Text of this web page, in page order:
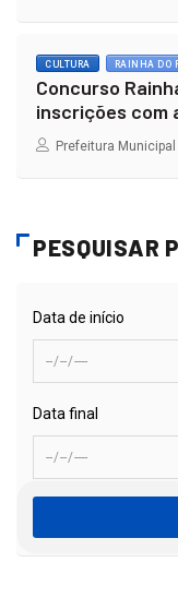
CULTURA RAINHA DO
Concurso
inscrições com
Prefeitura Municipal
PESQUISAR
Data de início
Data final